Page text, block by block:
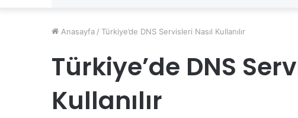
Anasayfa / Türkiye’de DNS Servisleri Nasıl Kullanılır
Türkiye’de DNS
Kullanılır